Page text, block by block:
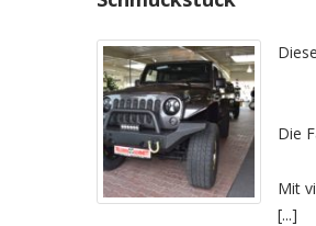
Die
Mit
[...]